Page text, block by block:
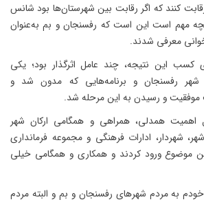
کنند که اگر رقابت بین شهرستان‌ها بود شانس
مهم است این است که رفسنجان و بم به‌عنوان
معرفی شدند.
کسب این نتیجه، چند عامل اثرگذار بود؛ یکی
شهر رفسنجان و برنامه‌هایی که مدون شد و
موفقیت و رسیدن به این مرحله شد.
اهمیت همدلی، همراهی و همگامی ارکان شهر
شهردار، ادارات فرهنگی و مجموعه فرمانداری
موضوع ورود کردند و همکاری و همگامی خیلی
به مردم شهرهای رفسنجان و بم و البته مردم